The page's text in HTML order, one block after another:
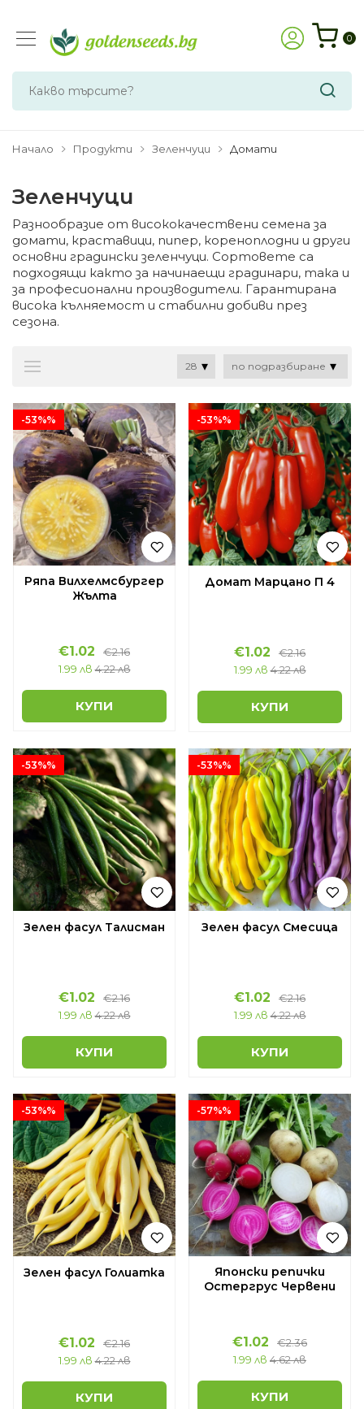
0
Начало Продукти Зеленчуци Домати
Зеленчуци
Разнообразие от висококачествени семена за
домати, краставици, пипер, кореноплодни и други
основни градински зеленчуци. Сортовете са
подходящи както за начинаещи градинари, така и
за професионални производители. Гарантирана
висока кълняемост и стабилни добиви през
сезона.
-53%%
Ряпа Вилхелмсбургер
Жълта
€1.02
€2.16
1.99 лв 4.22 лв
КУПИ
-53%%
Домат Марцано П 4
€1.02
€2.16
1.99 лв 4.22 лв
КУПИ
-53%%
Зелен фасул Талисман
€1.02
€2.16
1.99 лв 4.22 лв
КУПИ
-53%%
Зелен фасул Смесица
€1.02
€2.16
1.99 лв 4.22 лв
КУПИ
-53%%
Зелен фасул Голиатка
€1.02
€2.16
1.99 лв 4.22 лв
КУПИ
-57%%
Японски репички
Остергрус Червени
€1.02
€2.36
1.99 лв 4.62 лв
КУПИ